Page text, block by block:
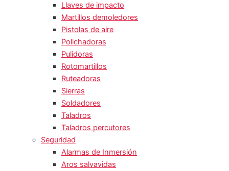
Llaves de impacto
Martillos demoledores
Pistolas de aire
Polichadoras
Pulidoras
Rotomartillos
Ruteadoras
Sierras
Soldadores
Taladros
Taladros percutores
Seguridad
Alarmas de Inmersión
Aros salvavidas